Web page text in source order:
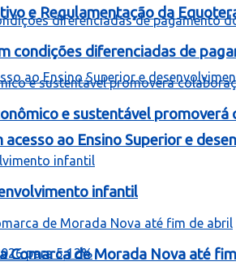
e Regulamentação da
ao Ensino Superior e
condições diferenciadas de
e sustentável
infantil
Comarca de Morada Nova até